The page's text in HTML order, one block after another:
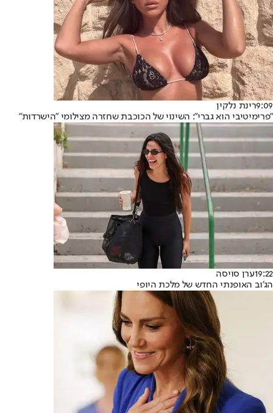
9:09רינת נלקין
"פרימיטיבי הוא גברי": השינוי של הכוכבת שחזרה מצילומי "הישרדות"
19:22ערן סויסה
הג'וב האופנתי החדש של מלכת היופי